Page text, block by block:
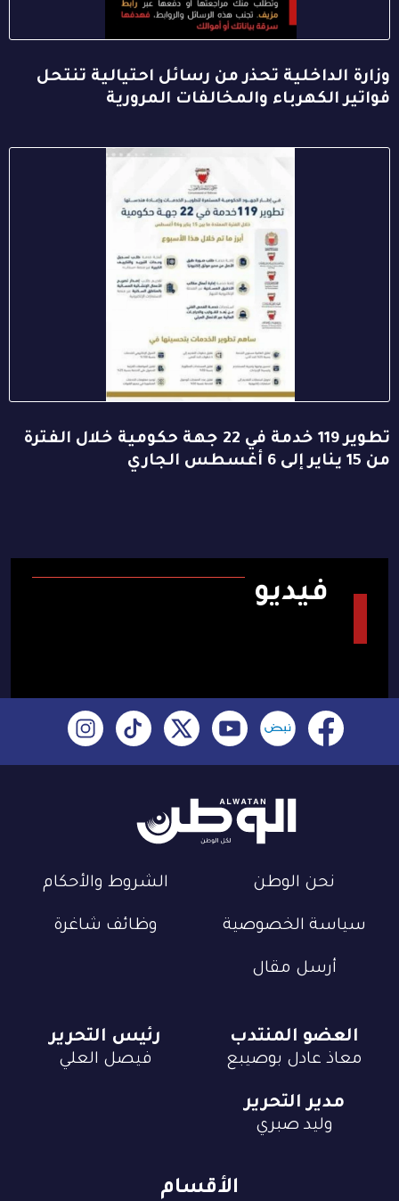
وزارة الداخلية تحذر من رسائل احتيالية تنتحل
فواتير الكهرباء والمخالفات المرورية
تطوير 119 خدمة في 22 جهة حكومية خلال الفترة
من 15 يناير إلى 6 أغسطس الجاري
فيديو
نحن الوطن الشروط والأحكام
سياسة الخصوصية وظائف شاغرة
أرسل مقال
الأقسام
العضو المنتدب
معاذ عادل بوصيبع
رئيس التحرير
فيصل العلي
مدير التحرير
وليد صبري